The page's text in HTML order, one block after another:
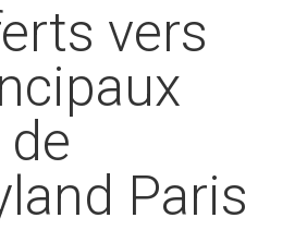
vers
Paris